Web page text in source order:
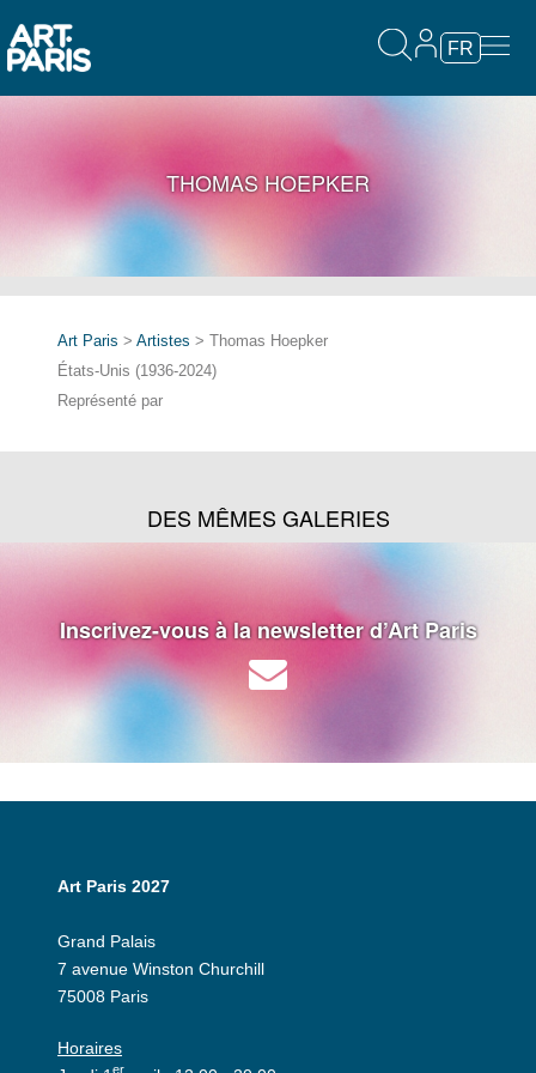
FR
THOMAS HOEPKER
Art Paris > Artistes > Thomas Hoepker
États-Unis (1936-2024)
Représenté par
DES MÊMES GALERIES
Inscrivez-vous à la newsletter d’Art Paris
Art Paris 2027
Grand Palais
7 avenue Winston Churchill
75008 Paris
Horaires
er